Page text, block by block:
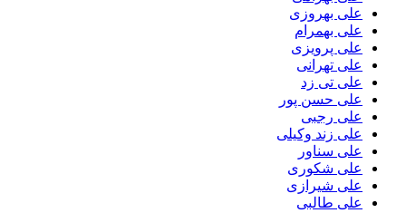
علی بهروزی
علی بهمرام
علی پرویزی
علی تهرانی
علی تی زد
علی حسن پور
علی رجبی
علی زند وکیلی
علی سناور
علی شکوری
علی شیرازی
علی طالبی